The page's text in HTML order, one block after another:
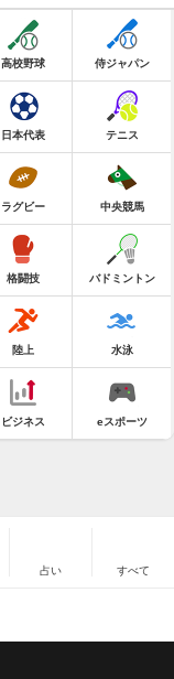
高校野球 侍ジャパン
日本代表 テニス
ラグビー 中央競馬
格闘技 バドミントン
陸上 水泳
ビジネス eスポーツ
占い すべて